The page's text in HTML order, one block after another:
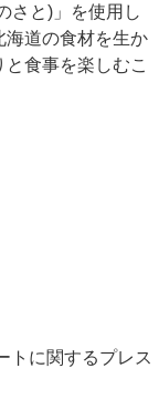
さと)」を使用し
海道の食材を生か
食事を楽しむこ
トに関するプレス